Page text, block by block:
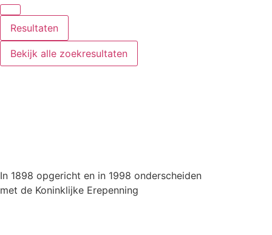
Resultaten
Bekijk alle zoekresultaten
In 1898 opgericht en in 1998 onderscheiden
met de Koninklijke Erepenning